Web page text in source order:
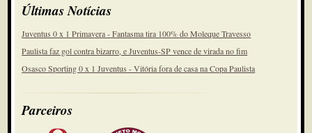
Últimas Notícias
Juventus 0 x 1 Primavera - Fantasma tira 100% do Moleque Travesso
Paulista faz gol contra bizarro, e Juventus-SP vence de virada no fim
Osasco Sporting 0 x 1 Juventus - Vitória fora de casa na Copa Paulista
Parceiros